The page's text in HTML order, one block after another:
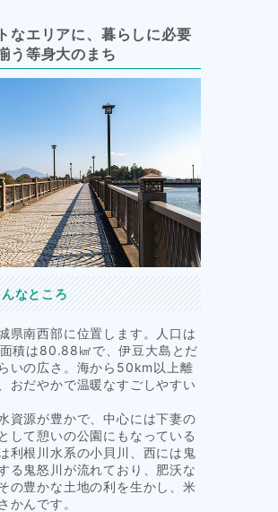
なエリアに、暮らしに必要
う等身大のまち
なところ
県南西部に位置します。人口は
積は80.88㎢で、伊豆大島とだ
いの広さ。海から50km以上離
おだやかで温暖なすごしやすい
資源が豊かで、中心には下妻の
して憩いの公園にもなっている
利根川水系の小貝川、西には鬼
る鬼怒川が流れており、肥沃な
の豊かな土地の利を生かし、米
かんです。